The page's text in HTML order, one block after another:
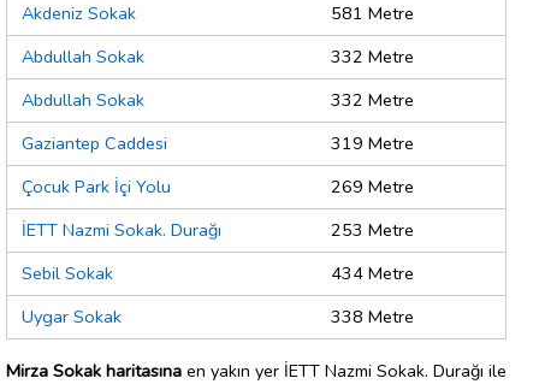
Akdeniz Sokak
581 Metre
Abdullah Sokak
332 Metre
Abdullah Sokak
332 Metre
Gaziantep Caddesi
319 Metre
Çocuk Park İçi Yolu
269 Metre
İETT Nazmi Sokak. Durağı
253 Metre
Sebil Sokak
434 Metre
Uygar Sokak
338 Metre
Mirza Sokak haritasına en yakın yer İETT Nazmi Sokak. Durağı ile